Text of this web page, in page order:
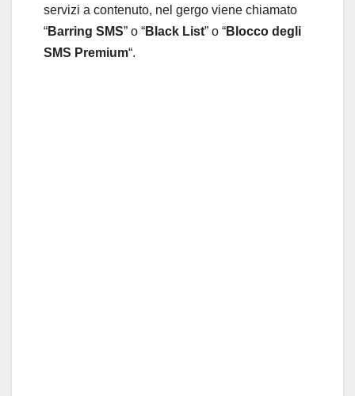
servizi a contenuto, nel gergo viene chiamato
“Barring SMS” o “Black List” o “Blocco degli
SMS Premium“.